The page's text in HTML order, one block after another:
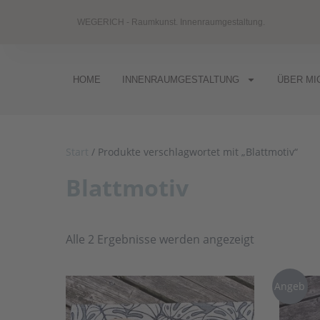
WEGERICH - Raumkunst. Innenraumgestaltung.
HOME INNENRAUMGESTALTUNG ÜBER
/ Produkte verschlagwortet mit „Blattmotiv“
Alle 2 Ergebnisse werden angezeigt
Angeb